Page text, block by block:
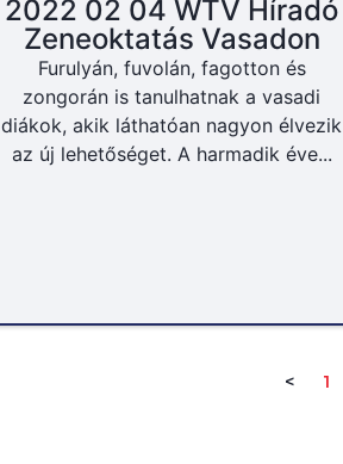
2022 02 04 WTV Híradó
Zeneoktatás Vasadon
Furulyán, fuvolán, fagotton és
zongorán is tanulhatnak a vasadi
diákok, akik láthatóan nagyon élvezik
az új lehetőséget. A harmadik éve...
< 1